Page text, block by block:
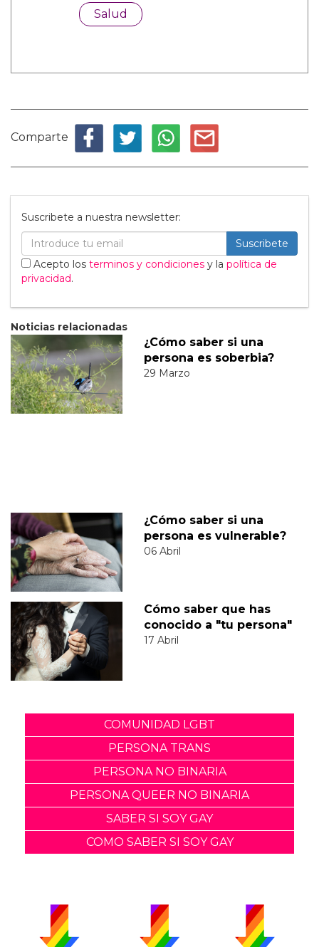
Salud
Comparte
Suscribete a nuestra newsletter:
Suscribete
Acepto los terminos y condiciones y la política de
privacidad.
Noticias relacionadas
¿Cómo saber si una
persona es soberbia?
29 Marzo
¿Cómo saber si una
persona es vulnerable?
06 Abril
Cómo saber que has
conocido a "tu persona"
17 Abril
COMUNIDAD LGBT
PERSONA TRANS
PERSONA NO BINARIA
PERSONA QUEER NO BINARIA
SABER SI SOY GAY
COMO SABER SI SOY GAY